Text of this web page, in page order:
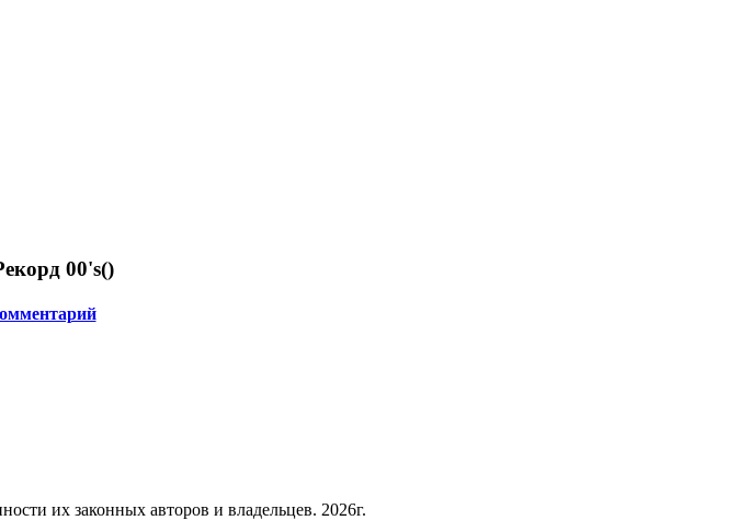
00's()
их законных авторов и владельцев. 2026г.